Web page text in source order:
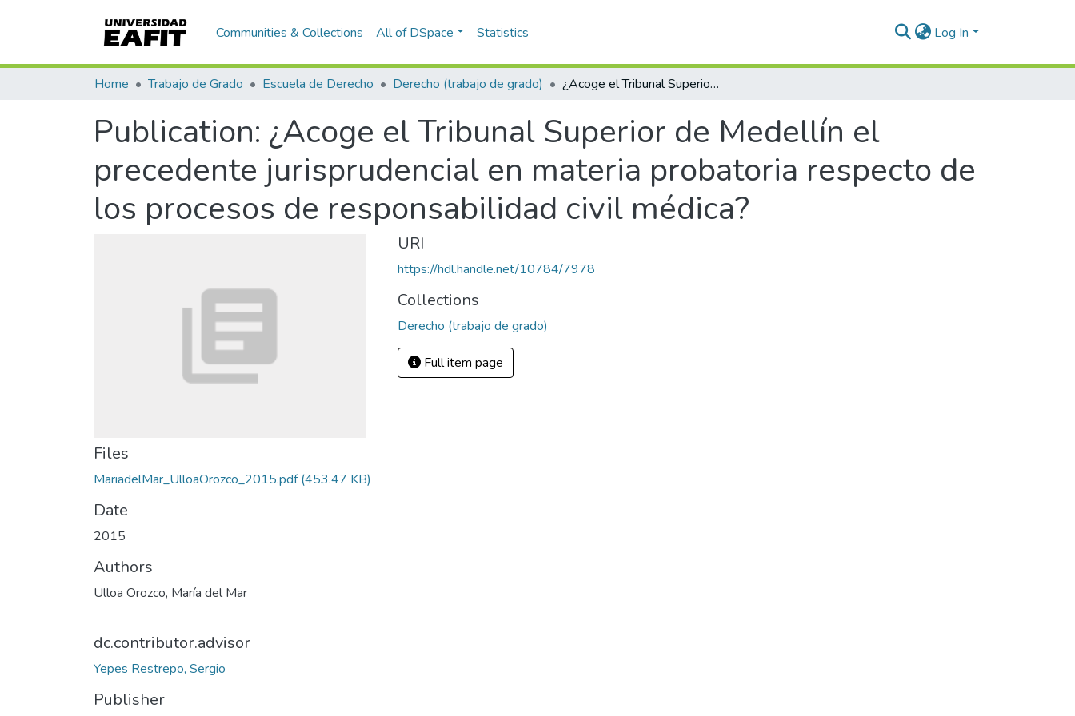
Communities & Collections All of DSpace Statistics Log In
Home Trabajo de Grado Escuela de Derecho Derecho (trabajo de grado) ¿Acoge el Tribunal Superior de Medellín el precedente jurisprudencial en materia probatoria respecto de los procesos de responsabilidad civil médica?
Publication: ¿Acoge el Tribunal Superior de Medellín el
precedente jurisprudencial en materia probatoria respecto de
los procesos de responsabilidad civil médica?
Files
MariadelMar_UlloaOrozco_2015.pdf(453.47 KB)
Date
2015
Authors
Ulloa Orozco, María del Mar
dc.contributor.advisor
Yepes Restrepo, Sergio
Publisher
URI
https://hdl.handle.net/10784/7978
Collections
Derecho (trabajo de grado)
Full item page